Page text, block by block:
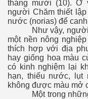
tháng mười (10). Ở
người Chăm thiết
nước (norias) để
Như vậy,
một nền nông
thích hợp với địa
hay giống hoa màu
có kinh nghiệm lại
hạn, thiếu nước, lụt
không được màu mở
Một trong